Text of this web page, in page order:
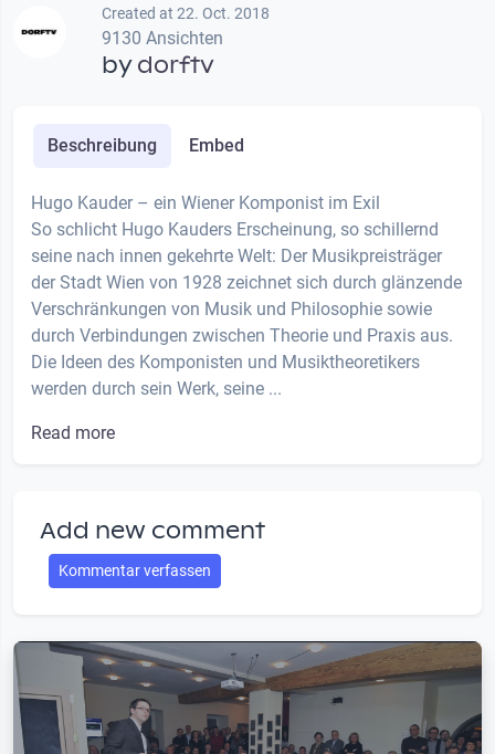
Created at 22. Oct. 2018
9130 Ansichten
bydorftv
Beschreibung Embed
Hugo Kauder – ein Wiener Komponist im Exil
So schlicht Hugo Kauders Erscheinung, so schillernd
seine nach innen gekehrte Welt: Der Musikpreisträger
der Stadt Wien von 1928 zeichnet sich durch glänzende
Verschränkungen von Musik und Philosophie sowie
durch Verbindungen zwischen Theorie und Praxis aus.
Die Ideen des Komponisten und Musiktheoretikers
werden durch sein Werk, seine ...
Read more
Add new comment
Kommentar verfassen